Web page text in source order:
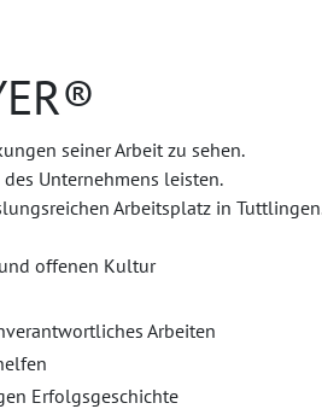
seiner Arbeit zu sehen.
Unternehmens leisten.
Arbeitsplatz in
offenen Kultur
Arbeiten
Erfolgsgeschichte